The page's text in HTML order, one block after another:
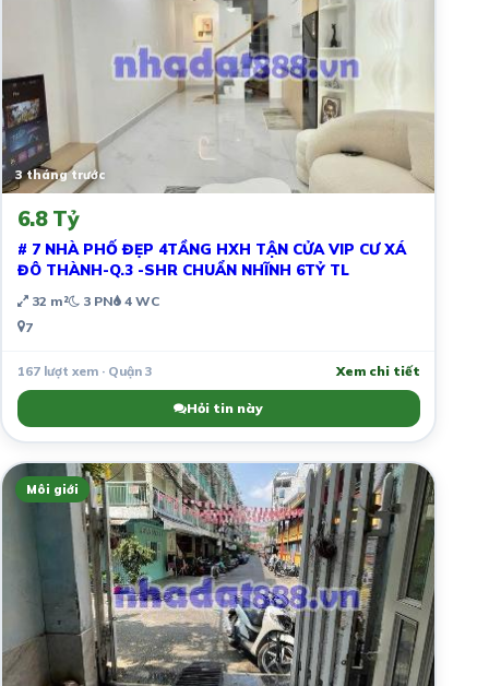
3 tháng trước
6.8 Tỷ
# 7 NHÀ PHỐ ĐẸP 4TẦNG HXH TẬN CỬA VIP CƯ XÁ
ĐÔ THÀNH-Q.3 -SHR CHUẨN NHĨNH 6TỶ TL
32 m² 3 PN 4 WC
7
167 lượt xem · Quận 3 Xem chi tiết
Hỏi tin này
Môi giới